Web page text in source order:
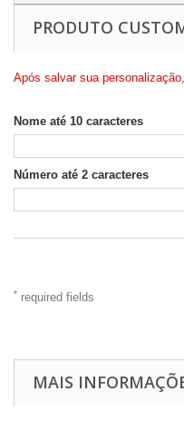
PRODUTO
Após salvar sua
Nome até 10 caracteres
Número até 2 caracteres
* required fields
MAIS